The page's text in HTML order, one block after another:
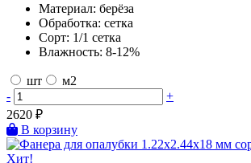
Материал: берёза
Обработка: сетка
Сорт: 1/1 сетка
Влажность: 8-12%
шт
м2
-
+
2620 ₽
В корзину
Хит!